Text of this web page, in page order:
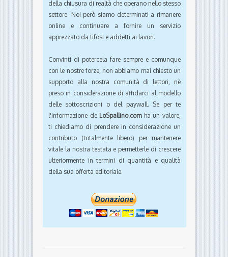
della chiusura di realtà che operano nello stesso
settore. Noi però siamo determinati a rimanere
online e continuare a fornire un servizio
apprezzato da tifosi e addetti ai lavori.
Convinti di potercela fare sempre e comunque
con le nostre forze, non abbiamo mai chiesto un
supporto alla nostra comunità di lettori, nè
preso in considerazione di affidarci al modello
delle sottoscrizioni o del paywall. Se per te
l'informazione de LoSpallino.comha un valore,
ti chiediamo di prendere in considerazione un
contributo (totalmente libero) per mantenere
vitale la nostra testata e permetterle di crescere
ulteriormente in termini di quantità e qualità
della sua offerta editoriale.